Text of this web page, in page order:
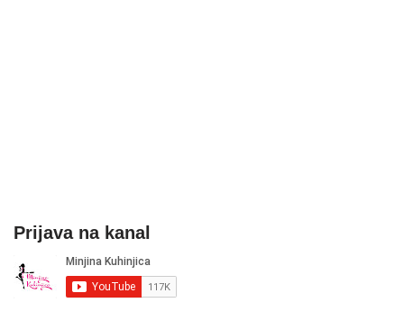
Prijava na kanal